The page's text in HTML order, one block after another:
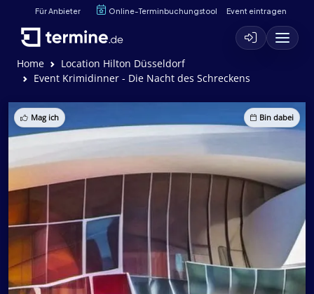
Für Anbieter Online-Terminbuchungstool Event eintragen
Home
Location Hilton Düsseldorf
Event Krimidinner - Die Nacht des Schreckens
Mag ich Bin dabei